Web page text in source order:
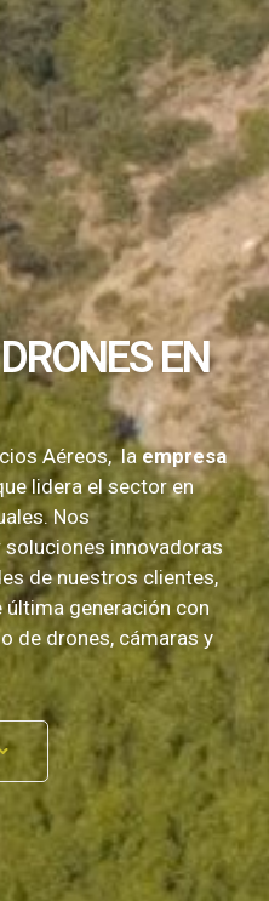
EN
Aéreos, laempresa
lidera el sector en
Nos
innovadoras
de nuestros clientes,
generación con
de drones, cámaras y